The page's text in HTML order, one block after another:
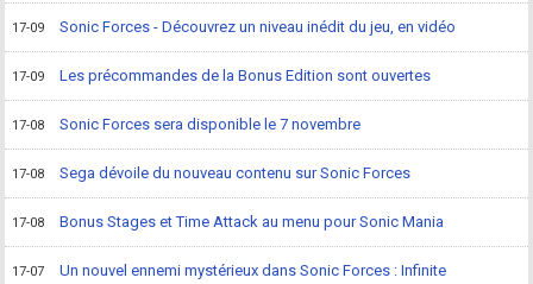
17-09 Sonic Forces - Découvrez un niveau inédit du jeu, en vidéo
17-09 Les précommandes de la Bonus Edition sont ouvertes
17-08 Sonic Forces sera disponible le 7 novembre
17-08 Sega dévoile du nouveau contenu sur Sonic Forces
17-08 Bonus Stages et Time Attack au menu pour Sonic Mania
17-07 Un nouvel ennemi mystérieux dans Sonic Forces : Infinite